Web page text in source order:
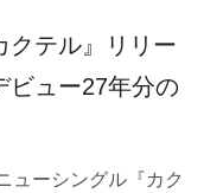
クテル』リリー
ュー27年分の
ューシングル『カク